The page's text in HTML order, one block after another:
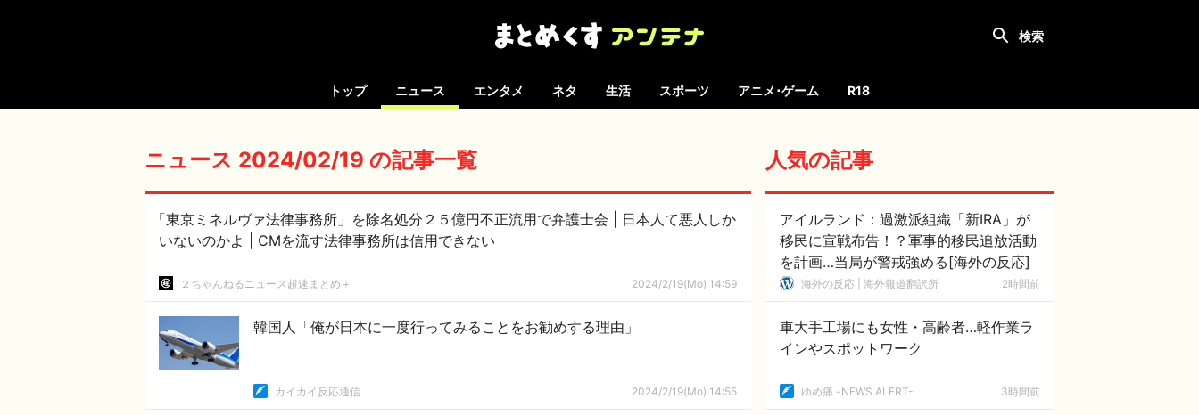
トップ ニュース エンタメ ネタ 生活 スポーツ アニメ･ゲーム R18
ニュース 2024/02/19 の記事一覧
「東京ミネルヴァ法律事務所」を除名処分２５億円不正流用で弁護士会 | 日本人て悪人しか
いないのかよ | CMを流す法律事務所は信用できない
２ちゃんねるニュース超速まとめ＋ 2024/2/19(Mo) 14:59
韓国人「俺が日本に一度行ってみることをお勧めする理由」
カイカイ反応通信 2024/2/19(Mo) 14:55
人気の記事
アイルランド：過激派組織「新IRA」が
移民に宣戦布告！？軍事的移民追放活動
を計画…当局が警戒強める[海外の反応]
海外の反応 | 海外報道翻訳所 2時間前
車大手工場にも女性・高齢者…軽作業ラ
インやスポットワーク
ゆめ痛 -NEWS ALERT- 3時間前